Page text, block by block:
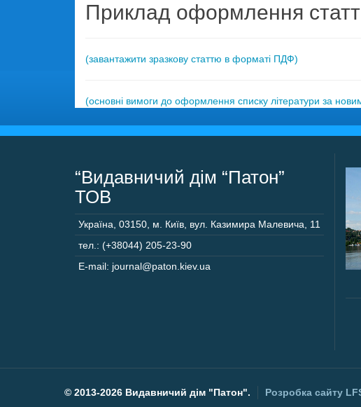
Приклад оформлення
(завантажити зразкову статтю в форматі ПДФ)
(основні вимоги до оформлення списку літератури за
“Видавничий дім “Патон”
ТОВ
Україна 03150 м. Київ, вул. Казимира Малевича, 11
тел.: (+38044) 205-23-90
E-mail: journal@paton.kiev.ua
© 2013-2026 Видавничий дім "Патон". Розробка сайту